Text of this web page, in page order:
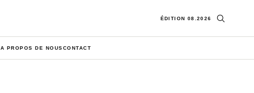
ÉDITION 08.2026 Ouvrir la
A PROPOS DE NOUSCONTACT